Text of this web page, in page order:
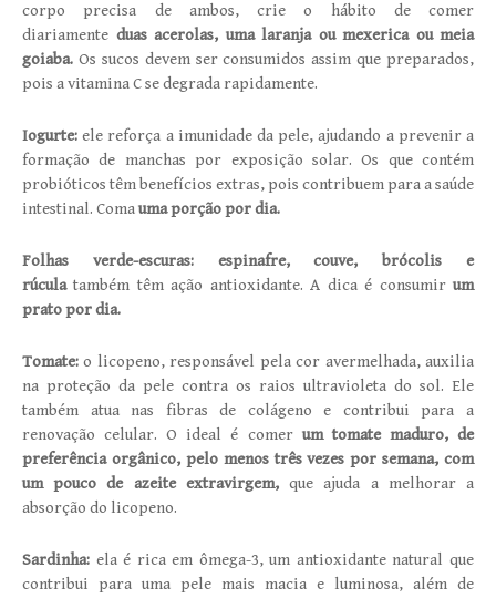
corpo precisa de ambos, crie o hábito de comer
diariamente duas acerolas, uma laranja ou mexerica ou meia
goiaba. Os sucos devem ser consumidos assim que preparados,
pois a vitamina C se degrada rapidamente.
Iogurte: ele reforça a imunidade da pele, ajudando a prevenir a
formação de manchas por exposição solar. Os que contém
probióticos têm benefícios extras, pois contribuem para a saúde
intestinal. Comauma porção por dia.
Folhas verde-escuras: espinafre, couve, brócolis e
rúculatambém têm ação antioxidante. A dica é consumir um
prato por dia.
Tomate:o licopeno, responsável pela cor avermelhada, auxilia
na proteção da pele contra os raios ultravioleta do sol. Ele
também atua nas fibras de colágeno e contribui para a
renovação celular. O ideal é comerum tomate maduro, de
preferência orgânico, pelo menos três vezes por semana, com
um pouco de azeite extravirgem,que ajuda a melhorar a
absorção do licopeno.
Sardinha: ela é rica em ômega-3, um antioxidante natural que
contribui para uma pele mais macia e luminosa, além de